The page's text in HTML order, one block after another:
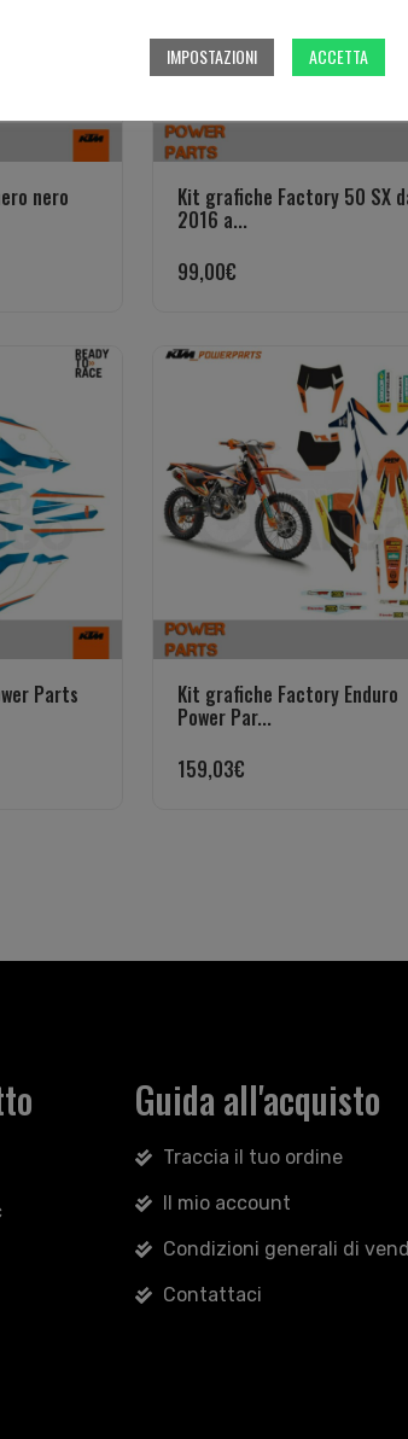
nero Kit grafiche Factory 50 SX
2016 a...
99,00€
Parts Kit grafiche Factory Enduro
Power Par...
159,03€
Guida all'acquisto
Traccia il tuo ordine
Il mio account
Condizioni generali di
Contattaci
IMPOSTAZIONI ACCETTA